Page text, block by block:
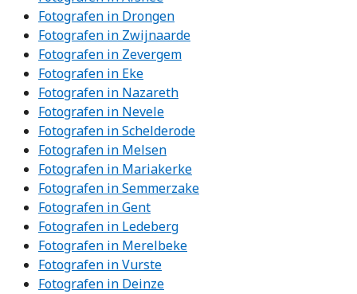
Fotografen in Drongen
Fotografen in Zwijnaarde
Fotografen in Zevergem
Fotografen in Eke
Fotografen in Nazareth
Fotografen in Nevele
Fotografen in Schelderode
Fotografen in Melsen
Fotografen in Mariakerke
Fotografen in Semmerzake
Fotografen in Gent
Fotografen in Ledeberg
Fotografen in Merelbeke
Fotografen in Vurste
Fotografen in Deinze